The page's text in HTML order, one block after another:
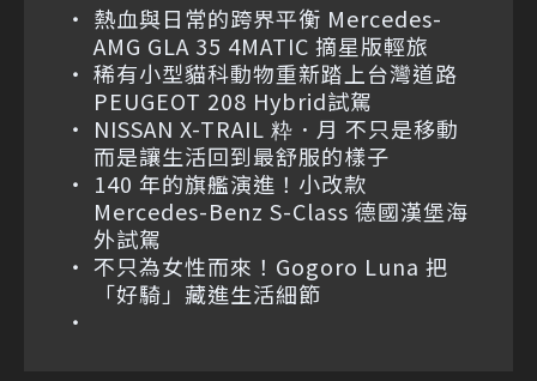
熱血與日常的跨界平衡 Mercedes-
AMG GLA 35 4MATIC 摘星版輕旅
稀有小型貓科動物重新踏上台灣道路
PEUGEOT 208 Hybrid試駕
NISSAN X-TRAIL 粋．月 不只是移動
而是讓生活回到最舒服的樣子
140 年的旗艦演進！小改款
Mercedes-Benz S-Class 德國漢堡海
外試駕
不只為女性而來！Gogoro Luna 把
「好騎」藏進生活細節